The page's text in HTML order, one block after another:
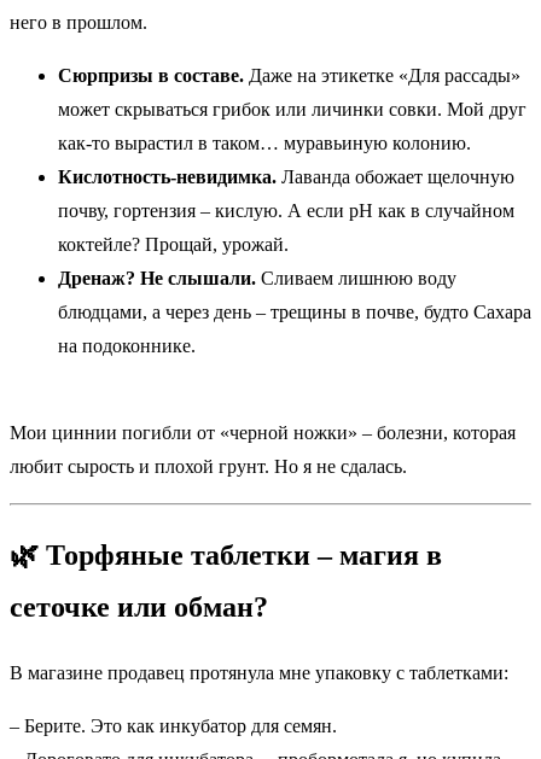
него в прошлом.
Сюрпризы в составе. Даже на этикетке «Для рассады»
может скрываться грибок или личинки совки. Мой друг
как-то вырастил в таком… муравьиную колонию.
Кислотность-невидимка. Лаванда обожает щелочную
почву, гортензия – кислую. А если pH как в случайном
коктейле? Прощай, урожай.
Дренаж? Не слышали. Сливаем лишнюю воду
блюдцами, а через день – трещины в почве, будто Сахара
на подоконнике.
Мои циннии погибли от «черной ножки» – болезни, которая
любит сырость и плохой грунт. Но я не сдалась.
🌿 Торфяные таблетки – магия в
сеточке или обман?
В магазине продавец протянула мне упаковку с таблетками:
– Берите. Это как инкубатор для семян.